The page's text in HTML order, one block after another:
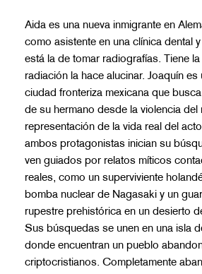
Aida es una nueva inmigrante en
como asistente en una clínica dental
está la de tomar radiografías. Tiene
radiación la hace alucinar. Joaquín es
ciudad fronteriza mexicana que
de su hermano desde la violencia del
representación de la vida real del
ambos protagonistas inician su
ven guiados por relatos míticos
reales, como un superviviente
bomba nuclear de Nagasaki y un
rupestre prehistórica en un desierto
Sus búsquedas se unen en una isla
donde encuentran un pueblo
criptocristianos. Completamente